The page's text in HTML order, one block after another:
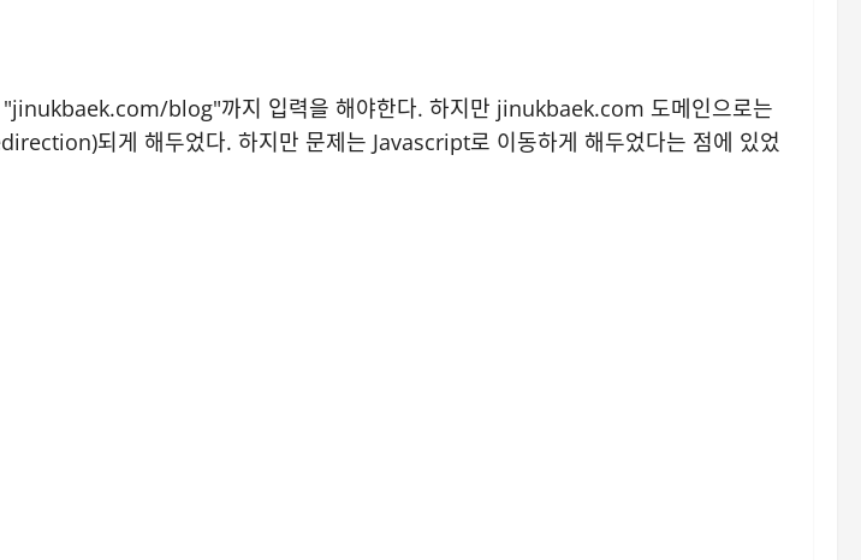
blog"까지 입력을 해야한다. 하지만 jinukbaek.com 도메인으로는
되게 해두었다. 하지만 문제는 Javascript로 이동하게 해두었다는 점에 있었